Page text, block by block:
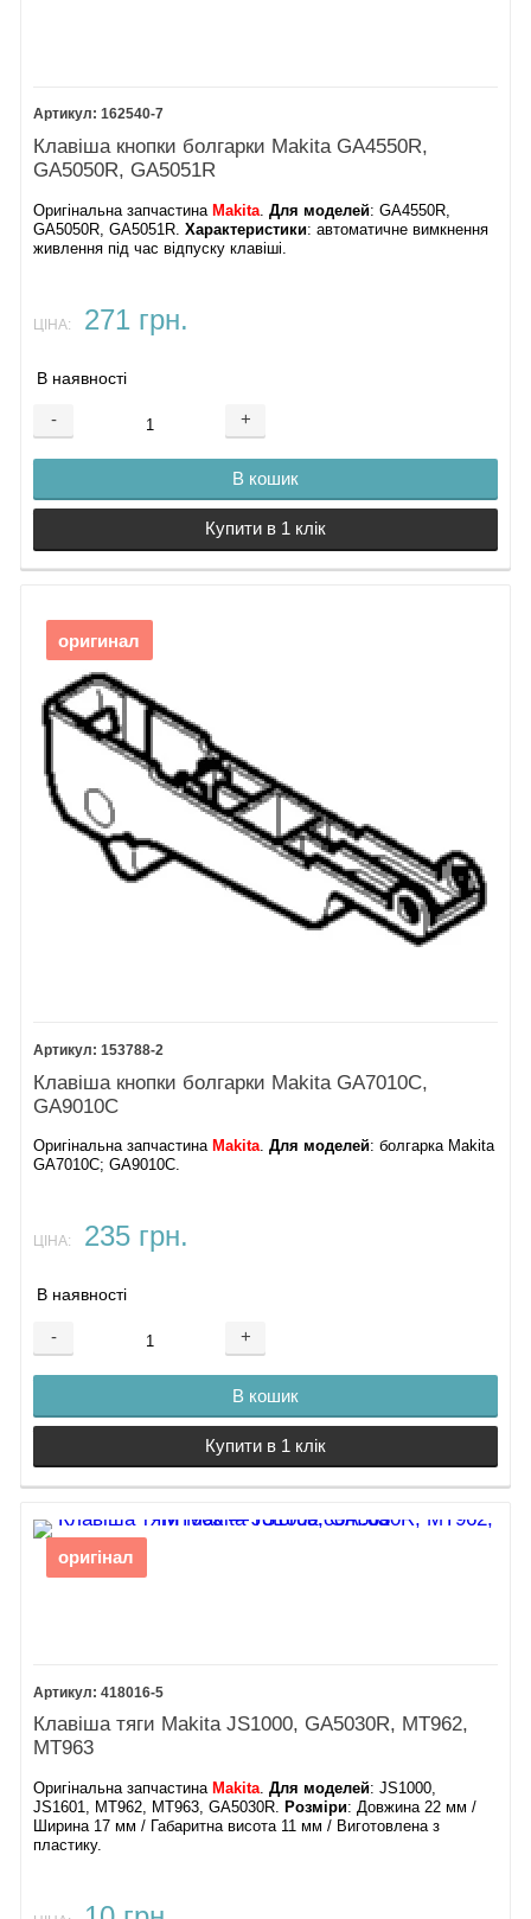
162540-7
Клавіша кнопки болгарки Makita GA4550R,
GA5050R, GA5051R
Оригінальна запчастина Makita .Для моделей: GA4550R,
GA5050R, GA5051R.Характеристики: автоматичне вимкнення
живлення під час відпуску клавіші.
ЦІНА: 271 грн.
В наявності
- +
В кошик
Купити в 1 клік
оригинал
153788-2
Клавіша кнопки болгарки Makita GA7010C,
GA9010C
Оригінальна запчастина Makita.Для моделей: болгарка Makita
GA7010C; GA9010C.
ЦІНА: 235 грн.
В наявності
- +
В кошик
Купити в 1 клік
оригінал
418016-5
Клавіша тяги Makita JS1000, GA5030R, MT962,
MT963
Оригінальна запчастина Makita.Для моделей: JS1000,
JS1601, MT962, MT963, GA5030R. Розміри: Довжина 22 мм /
Ширина 17 мм / Габаритна висота 11 мм / Виготовлена з
пластику.